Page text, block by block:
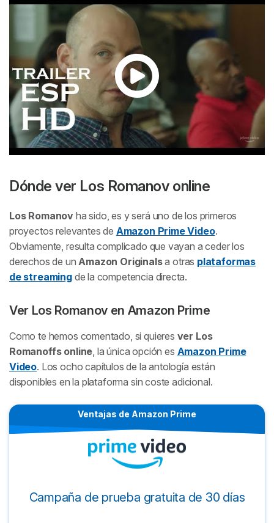
Dónde ver Los Romanovonline
Los Romanov ha sido, es y será uno de los primeros
proyectos relevantes de Amazon Prime Video.
Obviamente, resulta complicado que vayan a ceder los
derechos de un Amazon Originalsa otras plataformas
de streaming de la competencia directa.
Ver Los Romanoven Amazon Prime
Como te hemos comentado, si quieres ver Los
Romanoffsonline, la única opción es Amazon Prime
Video. Los ocho capítulos de la antología están
disponibles en la plataforma sin coste adicional.
Ventajas de Amazon Prime
Campaña de prueba gratuita de 30 días